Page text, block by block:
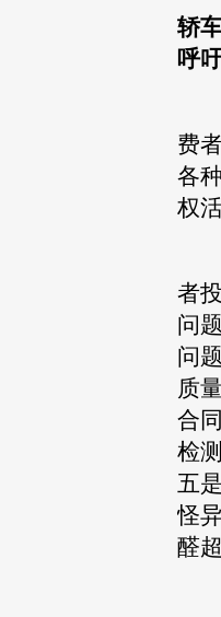
轿
呼
费
各
权
者
问
问
质
合
检
五
怪
醛